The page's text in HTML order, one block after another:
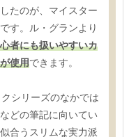
たのが、マイスター
す。ル・グランより
者にも扱いやすいカ
使用できます。
シリーズのなかでは
どの筆記に向いてい
合うスリムな実力派